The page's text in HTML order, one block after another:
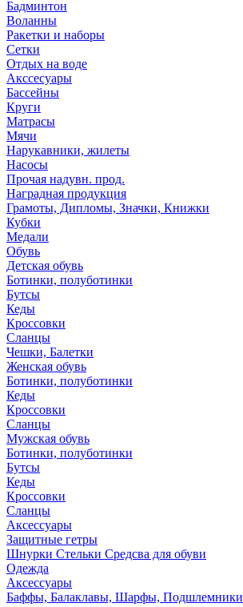
Бадминтон
Воланны
Ракетки и наборы
Сетки
Отдых на воде
Акссесуары
Бассейны
Круги
Матрасы
Мячи
Нарукавники, жилеты
Насосы
Прочая надувн. прод.
Наградная продукция
Грамоты, Дипломы, Значки, Книжки
Кубки
Медали
Обувь
Детская обувь
Ботинки, полуботинки
Бутсы
Кеды
Кроссовки
Сланцы
Чешки, Балетки
Женская обувь
Ботинки, полуботинки
Кеды
Кроссовки
Сланцы
Мужская обувь
Ботинки, полуботинки
Бутсы
Кеды
Кроссовки
Сланцы
Аксессуары
Защитные гетры
Шнурки Стельки Средсва для обуви
Одежда
Аксессуары
Баффы, Балаклавы, Шарфы, Подшлемники